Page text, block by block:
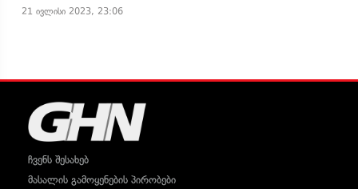
21 ივლისი 2023, 23:06
ჩვენს შესახებ
მასალის გამოყენების პირობები